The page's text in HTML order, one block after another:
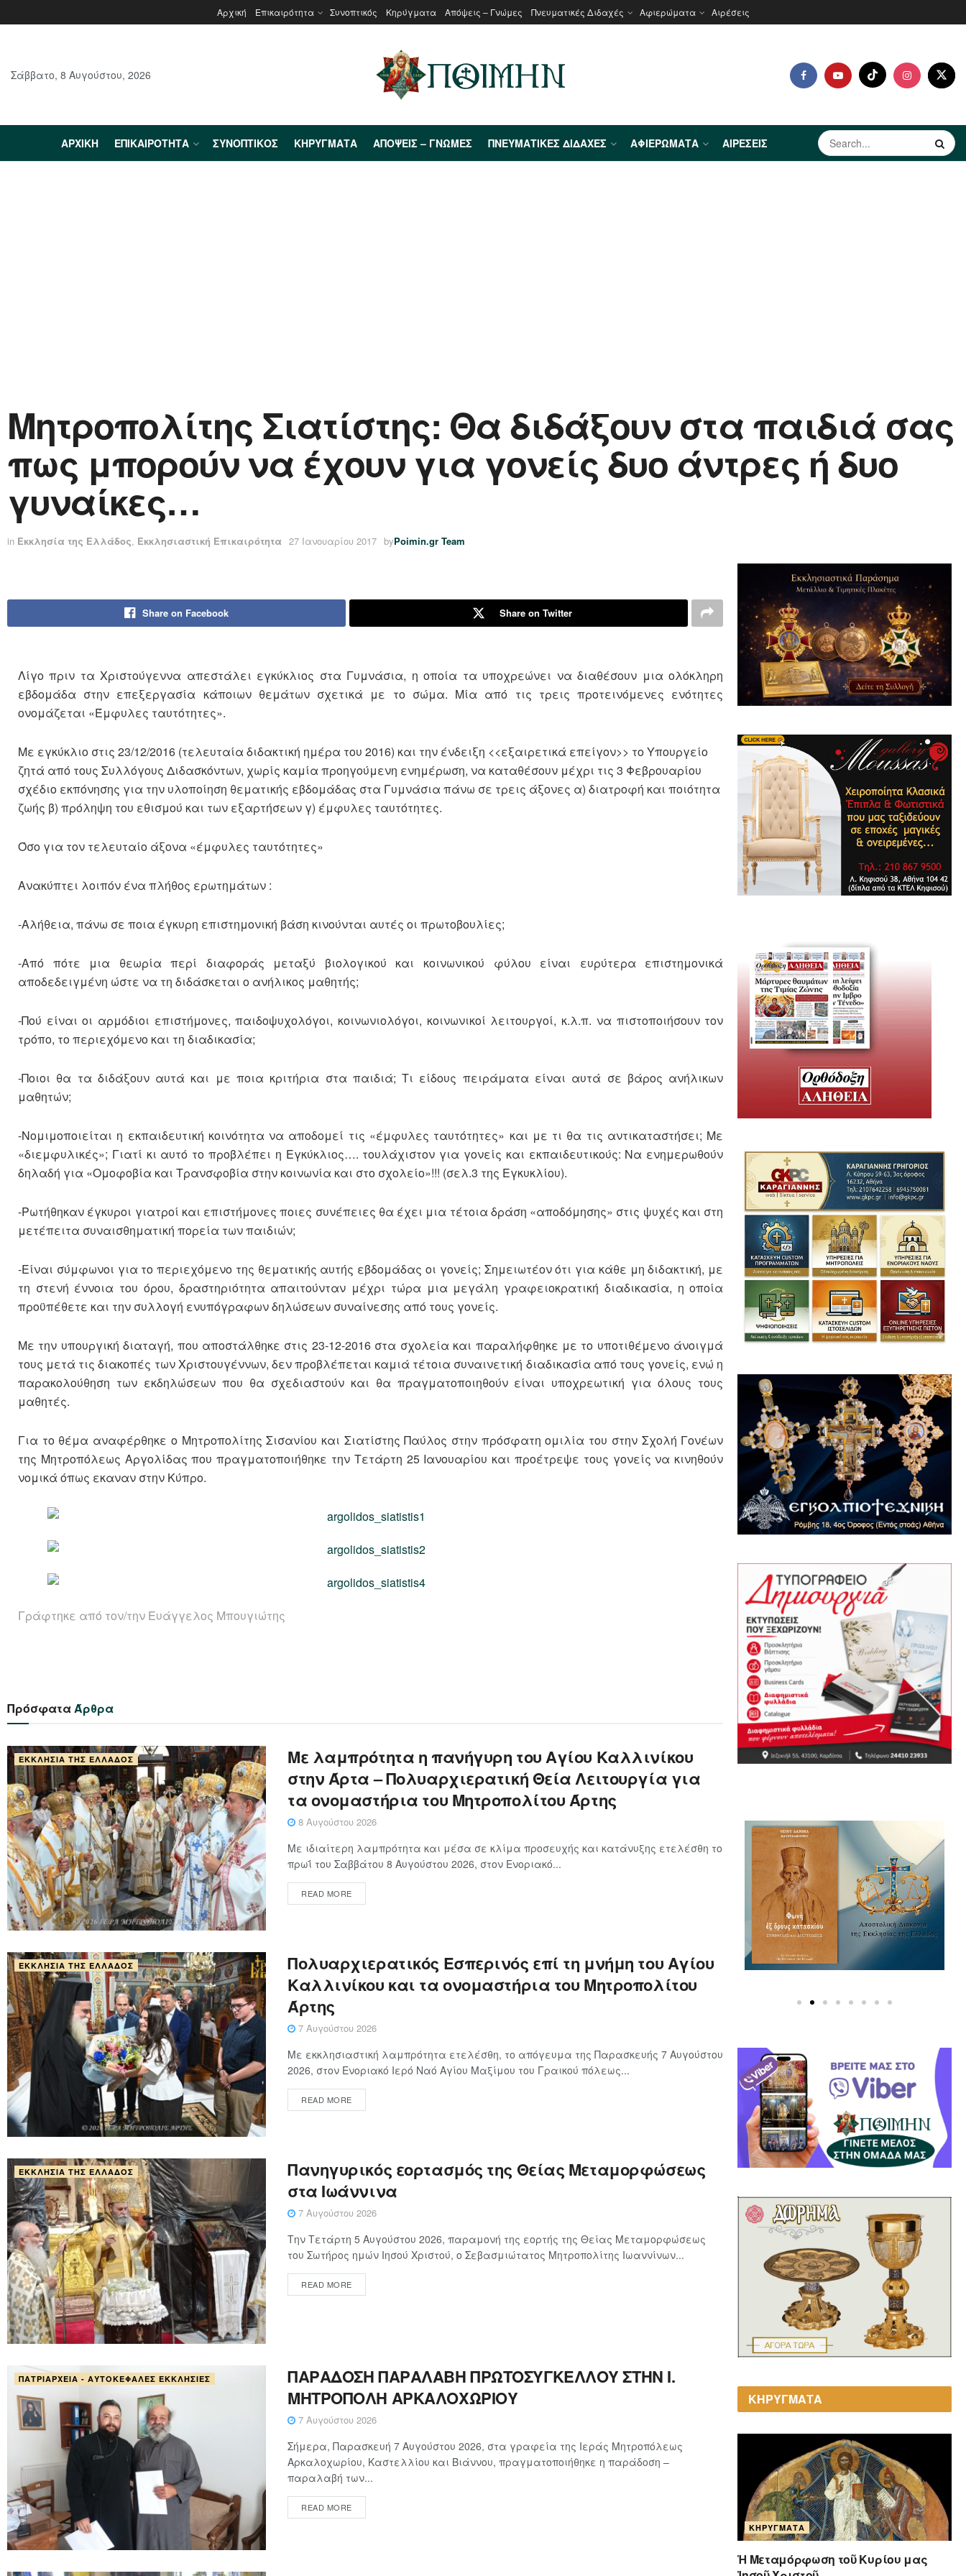
Αρχική Επικαιρότητα Συνοπτικός Κηρύγματα Απόψεις – Γνώμες Πνευματικές Διδαχές Αφιερώματα Αιρέσεις
Σάββατο, 8 Αυγούστου, 2026
ΑΡΧΙΚΉ ΕΠΙΚΑΙΡΌΤΗΤΑ ΣΥΝΟΠΤΙΚΌΣ ΚΗΡΎΓΜΑΤΑ ΑΠΌΨΕΙΣ – ΓΝΏΜΕΣ ΠΝΕΥΜΑΤΙΚΈΣ ΔΙΔΑΧΈΣ ΑΦΙΕΡΏΜΑΤΑ ΑΙΡΈΣΕΙΣ
Μητροπολίτης Σιατίστης: Θα διδάξουν στα παιδιά σας
πως μπορούν να έχουν για γονείς δυο άντρες ή δυο
γυναίκες…
in Εκκλησία της Ελλάδος, Εκκλησιαστική Επικαιρότητα 27 Ιανουαρίου 2017 byPoimin.gr Team
Share on Facebook Share on Twitter
Λίγο πριν τα Χριστούγεννα απεστάλει εγκύκλιος στα Γυμνάσια, η οποία τα υποχρεώνει να διαθέσουν μια ολόκληρη
εβδομάδα στην επεξεργασία κάποιων θεμάτων σχετικά με το σώμα. Μία από τις τρεις προτεινόμενες ενότητες
ονομάζεται «Έμφυλες ταυτότητες».
Με εγκύκλιο στις 23/12/2016 (τελευταία διδακτική ημέρα του 2016) και την ένδειξη <<εξαιρετικά επείγον>> το Υπουργείο
ζητά από τους Συλλόγους Διδασκόντων, χωρίς καμία προηγούμενη ενημέρωση, να καταθέσουν μέχρι τις 3 Φεβρουαρίου
σχέδιο εκπόνησης για την υλοποίηση θεματικής εβδομάδας στα Γυμνάσια πάνω σε τρεις άξονες α) διατροφή και ποιότητα
ζωής β) πρόληψη του εθισμού και των εξαρτήσεων γ) έμφυλες ταυτότητες.
Όσο για τον τελευταίο άξονα «έμφυλες ταυτότητες»
Ανακύπτει λοιπόν ένα πλήθος ερωτημάτων :
-Αλήθεια, πάνω σε ποια έγκυρη επιστημονική βάση κινούνται αυτές οι πρωτοβουλίες;
-Από πότε μια θεωρία περί διαφοράς μεταξύ βιολογικού και κοινωνικού φύλου είναι ευρύτερα επιστημονικά
αποδεδειγμένη ώστε να τη διδάσκεται ο ανήλικος μαθητής;
-Πού είναι οι αρμόδιοι επιστήμονες, παιδοψυχολόγοι, κοινωνιολόγοι, κοινωνικοί λειτουργοί, κ.λ.π. να πιστοποιήσουν τον
τρόπο, το περιεχόμενο και τη διαδικασία;
-Ποιοι θα τα διδάξουν αυτά και με ποια κριτήρια στα παιδιά; Τι είδους πειράματα είναι αυτά σε βάρος ανήλικων
μαθητών;
-Νομιμοποιείται η εκπαιδευτική κοινότητα να αποδομεί τις «έμφυλες ταυτότητες» και με τι θα τις αντικαταστήσει; Με
«διεμφυλικές»; Γιατί κι αυτό το προβλέπει η Εγκύκλιος…. τουλάχιστον για γονείς και εκπαιδευτικούς: Να ενημερωθούν
δηλαδή για «Ομοφοβία και Τρανσφοβία στην κοινωνία και στο σχολείο»!!! (σελ.3 της Εγκυκλίου).
-Ρωτήθηκαν έγκυροι γιατροί και επιστήμονες ποιες συνέπειες θα έχει μια τέτοια δράση «αποδόμησης» στις ψυχές και στη
μετέπειτα συναισθηματική πορεία των παιδιών;
-Είναι σύμφωνοι για το περιεχόμενο της θεματικής αυτής εβδομάδας οι γονείς; Σημειωτέον ότι για κάθε μη διδακτική, με
τη στενή έννοια του όρου, δραστηριότητα απαιτούνταν μέχρι τώρα μια μεγάλη γραφειοκρατική διαδικασία, η οποία
προϋπέθετε και την συλλογή ενυπόγραφων δηλώσεων συναίνεσης από τους γονείς.
Με την υπουργική διαταγή, που αποστάλθηκε στις 23-12-2016 στα σχολεία και παραλήφθηκε με το υποτιθέμενο άνοιγμά
τους μετά τις διακοπές των Χριστουγέννων, δεν προβλέπεται καμιά τέτοια συναινετική διαδικασία από τους γονείς, ενώ η
παρακολούθηση των εκδηλώσεων που θα σχεδιαστούν και θα πραγματοποιηθούν είναι υποχρεωτική για όλους τους
μαθητές.
Για το θέμα αναφέρθηκε ο Μητροπολίτης Σισανίου και Σιατίστης Παύλος στην πρόσφατη ομιλία του στην Σχολή Γονέων
της Μητροπόλεως Αργολίδας που πραγματοποιήθηκε την Τετάρτη 25 Ιανουαρίου και προέτρεψε τους γονείς να κινηθούν
νομικά όπως εκαναν στην Κύπρο.
Γράφτηκε από τον/την Ευάγγελος Μπουγιώτης
Πρόσφατα Άρθρα
ΕΚΚΛΗΣΊΑ ΤΗΣ ΕΛΛΆΔΟΣ
Με λαμπρότητα η πανήγυρη του Αγίου Καλλινίκου
στην Άρτα – Πολυαρχιερατική Θεία Λειτουργία για
τα ονομαστήρια του Μητροπολίτου Άρτης
8 Αυγούστου 2026
Με ιδιαίτερη λαμπρότητα και μέσα σε κλίμα προσευχής και κατάνυξης ετελέσθη το
πρωΐ του Σαββάτου 8 Αυγούστου 2026, στον Ενοριακό...
READ MORE
ΕΚΚΛΗΣΊΑ ΤΗΣ ΕΛΛΆΔΟΣ
Πολυαρχιερατικός Εσπερινός επί τη μνήμη του Αγίου
Καλλινίκου και τα ονομαστήρια του Μητροπολίτου
Άρτης
7 Αυγούστου 2026
Με εκκλησιαστική λαμπρότητα ετελέσθη, το απόγευμα της Παρασκευής 7 Αυγούστου
2026, στον Ενοριακό Ιερό Ναό Αγίου Μαξίμου του Γραικού πόλεως...
READ MORE
ΕΚΚΛΗΣΊΑ ΤΗΣ ΕΛΛΆΔΟΣ
Πανηγυρικός εορτασμός της Θείας Μεταμορφώσεως
στα Ιωάννινα
7 Αυγούστου 2026
Την Τετάρτη 5 Αυγούστου 2026, παραμονή της εορτής της Θείας Μεταμορφώσεως
του Σωτήρος ημών Ιησού Χριστού, ο Σεβασμιώτατος Μητροπολίτης Ιωαννίνων...
READ MORE
ΠΑΤΡΙΑΡΧΕΊΑ - ΑΥΤΟΚΈΦΑΛΕΣ ΕΚΚΛΗΣΊΕΣ
ΠΑΡΑΔΟΣΗ ΠΑΡΑΛΑΒΗ ΠΡΩΤΟΣΥΓΚΕΛΛΟΥ ΣΤΗΝ Ι.
ΜΗΤΡΟΠΟΛΗ ΑΡΚΑΛΟΧΩΡΙΟΥ
7 Αυγούστου 2026
Σήμερα, Παρασκευή 7 Αυγούστου 2026, στα γραφεία της Ιεράς Μητροπόλεως
Αρκαλοχωρίου, Καστελλίου και Βιάννου, πραγματοποιήθηκε η παράδοση –
παραλαβή των...
READ MORE
ΚΗΡΥΓΜΑΤΑ
ΚΗΡΎΓΜΑΤΑ
Ἡ Μεταμόρφωση τοῦ Κυρίου μας